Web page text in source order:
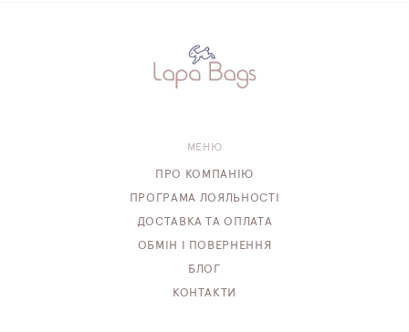
МЕНЮ
ПРО КОМПАНІЮ
ПРОГРАМА ЛОЯЛЬНОСТІ
ДОСТАВКА ТА ОПЛАТА
ОБМІН І ПОВЕРНЕННЯ
БЛОГ
КОНТАКТИ